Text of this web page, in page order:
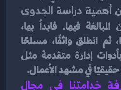
في مشهد الأعمال.